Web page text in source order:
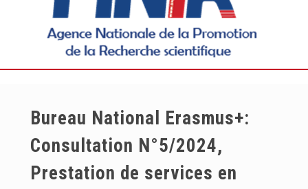
Bureau National Erasmus+:
Consultation N°5/2024,
Prestation de services en